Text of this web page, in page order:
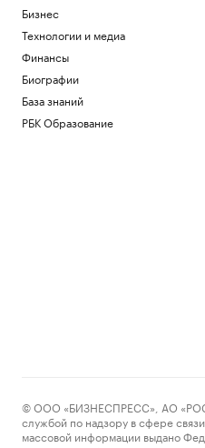
Бизнес
Технологии и медиа
Финансы
Биографии
База знаний
РБК Образование
© ООО «БИЗНЕСПРЕСС», АО
службой по надзору в сфере
массовой информации выдано